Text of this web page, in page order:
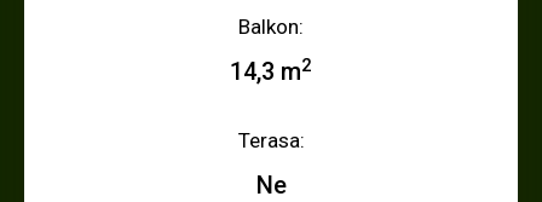
Balkon:
14,3 m2
Terasa:
Ne